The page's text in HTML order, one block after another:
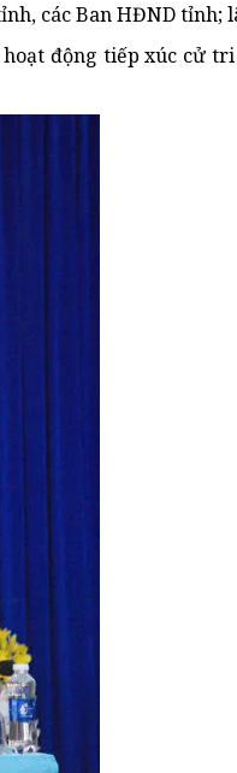
các Ban HĐND
động tiếp xúc